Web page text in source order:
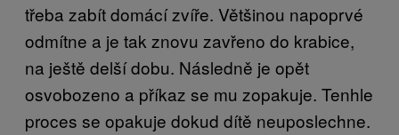
třeba zabít domácí zvíře. Většinou napoprvé
odmítne a je tak znovu zavřeno do krabice,
na ještě delší dobu. Následně je opět
osvobozeno a příkaz se mu zopakuje. Tenhle
proces se opakuje dokud dítě neuposlechne.